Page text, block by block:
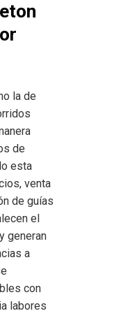
la de
de
esta
venta
de guías
el
generan
a
con
labores